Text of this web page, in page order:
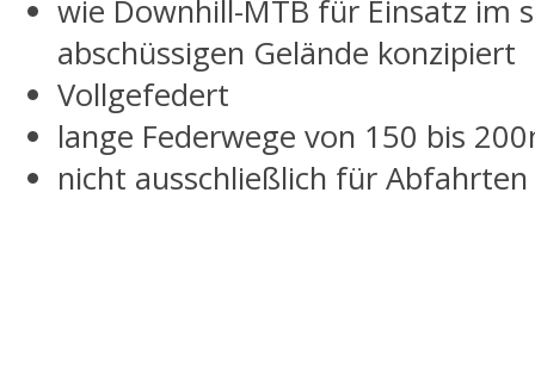
wie Downhill-MTB für Einsatz im
abschüssigen Gelände konzipiert
Vollgefedert
lange Federwege von 150 bis
nicht ausschließlich für